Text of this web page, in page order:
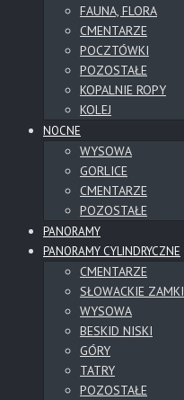
FAUNA, FLORA
CMENTARZE
POCZTÓWKI
POZOSTAŁE
KOPALNIE ROPY
KOLEJ
NOCNE
WYSOWA
GORLICE
CMENTARZE
POZOSTAŁE
PANORAMY
PANORAMY CYLINDRYCZNE
CMENTARZE
SŁOWACKIE ZAMKI
WYSOWA
BESKID NISKI
GÓRY
TATRY
POZOSTAŁE